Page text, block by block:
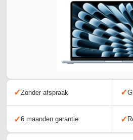
✓Zonder afspraak ✓
✓6 maanden garantie ✓